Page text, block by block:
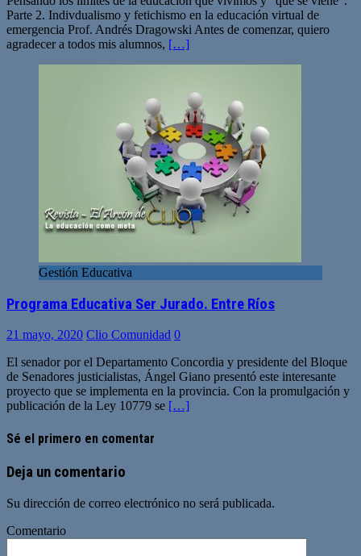
Parte 2. Indivdualismo y fetichismo en la educación virtual de
emergencia Prof. Andrés Dragowski Antes de comenzar, quiero
agradecer a todos mis alumnos, […]
Gestión Educativa
Programa Educativa Ser Jurado. Entre Ríos
21 mayo, 2020 Clio Comunidad 0
El senador por el Departamento Concordia y presidente del Bloque
de Senadores justicialistas, Ángel Giano presentó este interesante
proyecto que se implementa en la provincia. Con la promulgación y
publicación de la Ley 10779 se […]
Sé el primero en comentar
Deja un comentario
Su dirección de correo electrónico no será publicada.
Comentario